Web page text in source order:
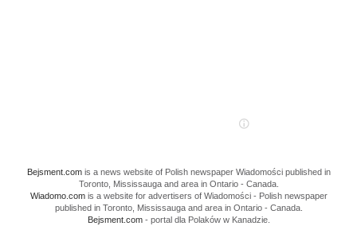
Bejsment.comis a news website of Polish newspaper Wiadomości published in
Toronto, Mississauga and area in Ontario - Canada.
Wiadomo.comis a website for advertisers of Wiadomości - Polish newspaper
published in Toronto, Mississauga and area in Ontario - Canada.
Bejsment.com- portal dla Polaków w Kanadzie.